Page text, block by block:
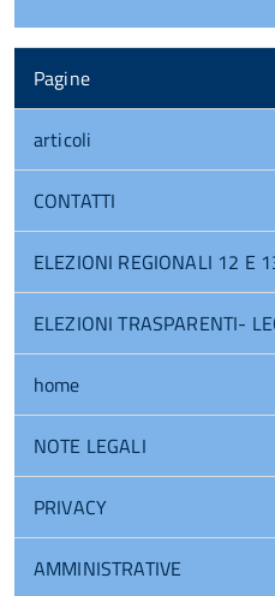
Pagine
articoli
CONTATTI
ELEZIONI REGIONALI 12 E
ELEZIONI TRASPARENTI-
home
NOTE LEGALI
PRIVACY
AMMINISTRATIVE